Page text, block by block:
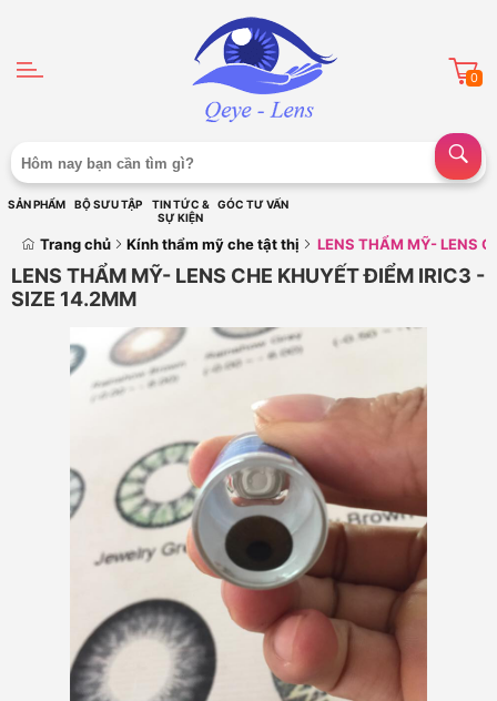
0
SẢN PHẨM BỘ SƯU TẬP
TIN TỨC &
SỰ KIỆN
GÓC TƯ VẤN
Trang chủ Kính thẩm mỹ che tật thị LENS THẨM MỸ- LENS
LENS THẨM MỸ- LENS CHE KHUYẾT ĐIỂM IRIC3 -
SIZE 14.2MM